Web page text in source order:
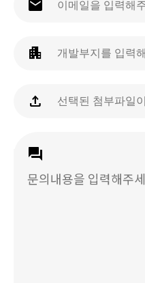
email
apartment
upload
question_answer